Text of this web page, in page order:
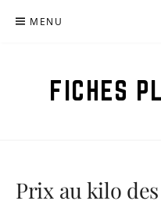
MENU
FICHES
Prix au kilo